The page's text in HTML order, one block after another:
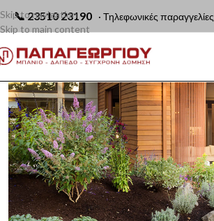
📞 23510 23190 · Τηλεφωνικές παραγγελίες
Skip to navigation
Skip to main content